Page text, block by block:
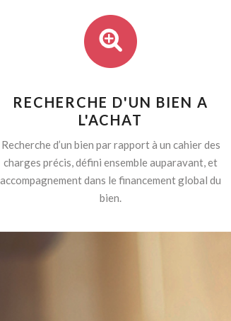
RECHERCHE D'UN BIEN A
L'ACHAT
Recherche d’un bien par rapport à un cahier des
charges précis, défini ensemble auparavant, et
accompagnement dans le financement global du
bien.